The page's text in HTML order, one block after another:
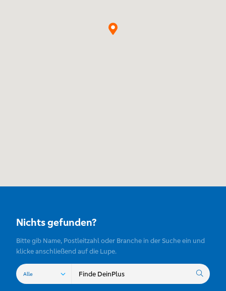
Nichts gefunden?
Bitte gib Name, Postleitzahl oder Branche in der Suche ein und
klicke anschließend auf die Lupe.